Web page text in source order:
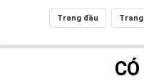
Trang đầu